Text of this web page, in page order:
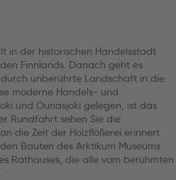
in der historischen Handelsstadt
Finnlands. Danach geht es
unberührte Landschaft in die
moderne Handels- und
und Ounasjoki gelegen, ist das
Rundfahrt sehen Sie die
die Zeit der Holzflößerei erinnert
Bauten des Arktikum Museums
Rathauses, die alle vom berühmten